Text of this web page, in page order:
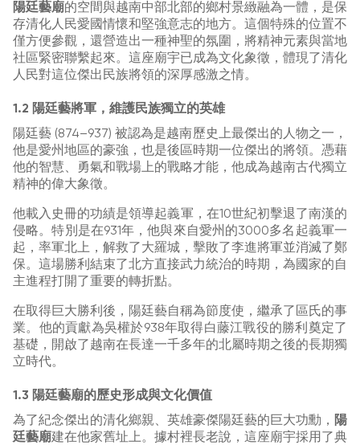
陽廷藝廟的空間與越南中部北部的鄉村景緻融為一體，是保
存清化人民愛國情懷和堅強意志的地方。這個特殊的位置不
僅方便參觀，還營造出一種神聖的氛圍，將精神元素與當地
社區緊密聯繫起來。這座廟宇已成為文化象徵，體現了清化
人民對這位傑出民族將領的深厚感激之情。
1.2 陽廷藝將軍，維護民族獨立的英雄
陽廷藝 (874–937) 被認為是越南歷史上最傑出的人物之一，
他是愛州地區的豪強，也是後區時期一位傑出的將領。憑藉
他的智慧、勇氣和戰場上的戰略才能，他成為越南古代獨立
精神的偉大象徵。
他載入史冊的功績是領導起義軍，在10世紀初擊退了南漢的
侵略。特別是在931年，他與來自愛州的3000多名起義軍一
起，率軍北上，解救了大羅城，擊敗了李進將軍並消滅了鄭
保。這場勝利結束了北方直接武力統治的時期，為國家的自
主進程打開了重要的轉折點。
在取得巨大勝利後，陽廷藝自稱為節度使，繼承了區氏的事
業。他的貢獻為吳權於938年取得白藤江戰役的勝利奠定了
基礎，開啟了越南在長達一千多年的北屬時期之後的長期獨
立時代。
1.3 陽廷藝廟的歷史形成與文化價值
為了紀念傑出的清化鄉親、英雄豪傑陽廷藝的巨大功勳， 陽
廷藝廟建在他家舊址上。據村裡長老說，這座廟宇採用了典